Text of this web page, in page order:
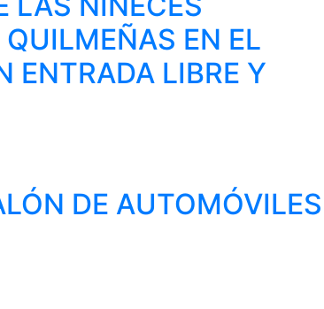
EN EL
ENTRADA LIBRE Y
DE AUTOMÓVILES